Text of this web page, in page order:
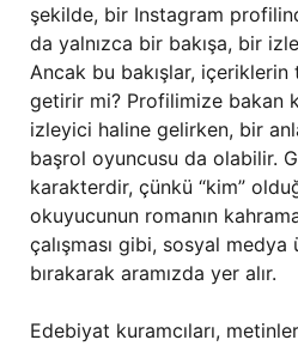
şekilde, bir Instagram
da yalnızca bir bakışa, bir
Ancak bu bakışlar, içeriklerin
getirir mi? Profilimize bakan
izleyici haline gelirken, bir
başrol oyuncusu da olabilir.
karakterdir, çünkü “kim”
okuyucunun romanın
çalışması gibi, sosyal
bırakarak aramızda yer alır.
Edebiyat kuramcıları,